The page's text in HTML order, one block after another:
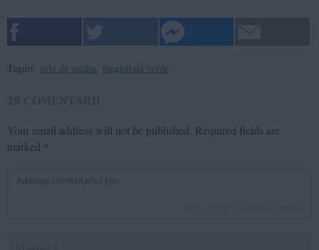
Taguri: aviz de mediu magistrala verde
Your email address will not be published. Required fields are
marked *